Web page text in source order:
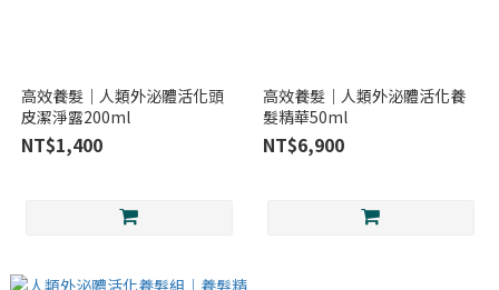
高效養髮｜人類外泌體活化頭
皮潔淨露200ml
NT$1,400
高效養髮｜人類外泌體活化養
髮精華50ml
NT$6,900